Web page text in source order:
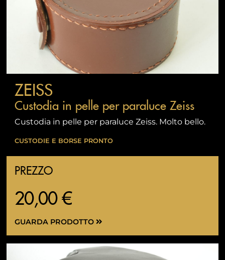
ZEISS
Custodia in pelle per paraluce Zeiss
Custodia in pelle per paraluce Zeiss. Molto bello.
CUSTODIE E BORSE PRONTO
PREZZO
20,00 €
GUARDA PRODOTTO